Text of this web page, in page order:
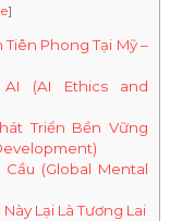
]
Phong Tại Mỹ –
(AI Ethics and
Triển Bền Vững
(Global Mental
Lại Là Tương Lai